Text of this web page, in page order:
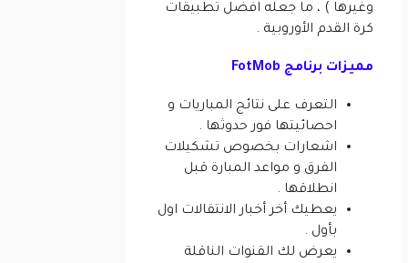
وغيرها ) ، ما جعله افضل تطبيقات
كرة القدم الأوروبية .
مميزات برنامج FotMob
التعرف على نتائج المباريات و
احصائيتها فور حدوثها .
اشعارات بخصوص تشكيلات
الفرق و مواعد المبارة قبل
انطلاقها .
يعطيك أخر أخبار الانتقالات اول
بأول .
يعرض لك القنوات الناقلة